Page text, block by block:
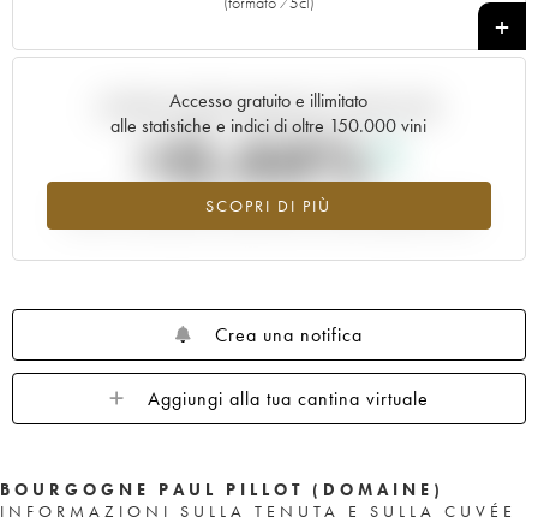
+
Accesso gratuito e illimitato
alle statistiche e indici di oltre 150.000 vini
SCOPRI DI PIÙ
Andamento della quotazione in tempo reale
+0.44%
Valore in aumento per l'annata 2018 nel 2026 rispetto al 2025
Crea una notifica
Aggiungi alla tua cantina virtuale
BOURGOGNE PAUL PILLOT (DOMAINE)
INFORMAZIONI SULLA TENUTA E SULLA CUVÉE